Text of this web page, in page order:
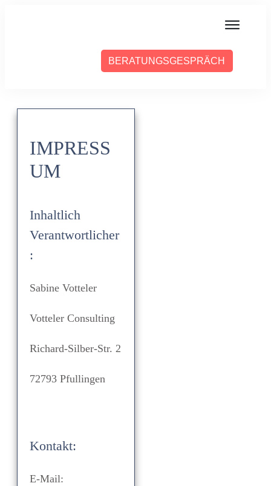
BERATUNGSGESPRÄCH
IMPRESS
UM
Inhaltlich
Verantwortlicher
:
Sabine Votteler
Votteler Consulting
Richard-Silber-Str. 2
72793 Pfullingen
Kontakt:
E-Mail: